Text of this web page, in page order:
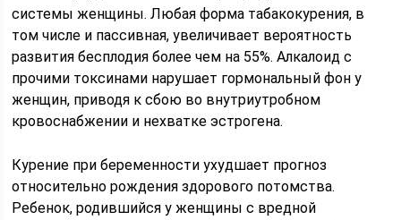
системы женщины. Любая форма табакокурения, в
том числе и пассивная, увеличивает вероятность
развития бесплодия более чем на 55%. Алкалоид с
прочими токсинами нарушает гормональный фон у
женщин, приводя к сбою во внутриутробном
кровоснабжении и нехватке эстрогена.
Курение при беременности ухудшает прогноз
относительно рождения здорового потомства.
Ребенок, родившийся у женщины с вредной